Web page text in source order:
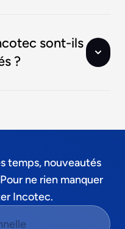
sont-ils
?
temps, nouveautés
ne rien manquer
Incotec.